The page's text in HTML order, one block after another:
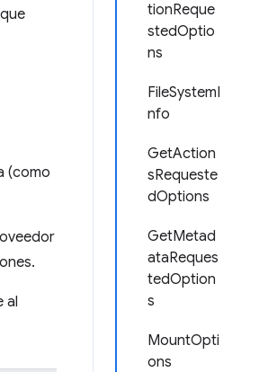
tionReque
stedOptio
ns
FileSystemI
nfo
GetAction
sRequeste
dOptions
GetMetad
ataReques
tedOption
s
MountOpti
ons
(como
al